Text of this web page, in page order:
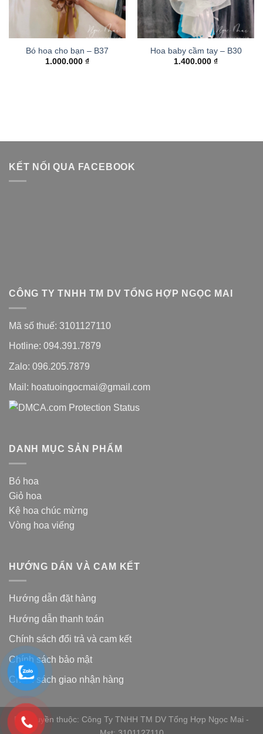
Bó hoa cho bạn – B37
1.000.000 ₫
Hoa baby cầm tay – B30
1.400.000 ₫
KẾT NỐI QUA FACEBOOK
CÔNG TY TNHH TM DV TỔNG HỢP NGỌC MAI
Mã số thuế: 3101127110
Hotline: 094.391.7879
Zalo: 096.205.7879
Mail: hoatuoingocmai@gmail.com
DANH MỤC SẢN PHẨM
Bó hoa
Giỏ hoa
Kệ hoa chúc mừng
Vòng hoa viếng
HƯỚNG DẨN VÀ CAM KẾT
Hướng dẫn đặt hàng
Hướng dẫn thanh toán
Chính sách đổi trả và cam kết
Chính sách bảo mật
Chính sách giao nhận hàng
Bản quyền thuộc: Công Ty TNHH TM DV Tổng Hợp Ngọc Mai -